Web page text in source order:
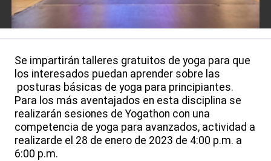
Se impartirán talleres gratuitos de yoga para que
los interesados puedan aprender sobre las
posturas básicas de yoga para principiantes.
Para los más aventajados en esta disciplina se
realizarán sesiones de Yogathon con una
competencia de yoga para avanzados, actividad a
realizarde el 28 de enero de 2023 de 4:00 p.m. a
6:00 p.m.